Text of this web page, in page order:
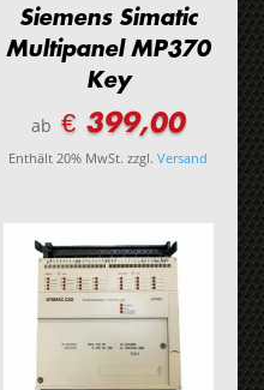
Siemens Simatic
Multipanel MP370
Key
ab € 399,00
Enthält 20% MwSt. zzgl.Versand